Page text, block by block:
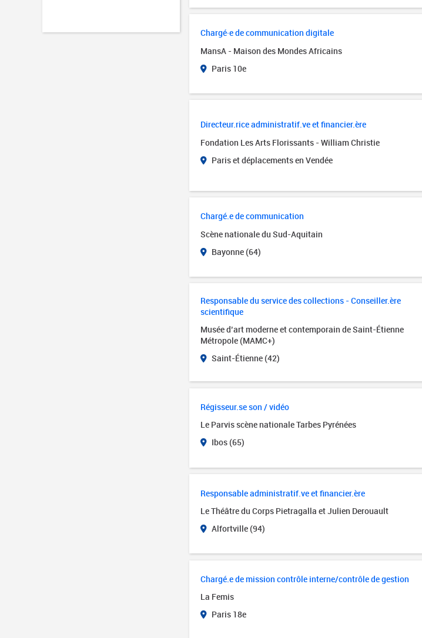
Chargé·e de communication digitale
MansA - Maison des Mondes Africains
Paris 10e
Directeur.rice administratif.ve et financier.ère
Fondation Les Arts Florissants - William Christie
Paris et déplacements en Vendée
Chargé.e de communication
Scène nationale du Sud-Aquitain
Bayonne (64)
Responsable du service des collections - Conseiller.ère
scientifique
Musée d’art moderne et contemporain de Saint-Étienne
Métropole (MAMC+)
Saint-Étienne (42)
Régisseur.se son / vidéo
Le Parvis scène nationale Tarbes Pyrénées
Ibos (65)
Responsable administratif.ve et financier.ère
Le Théâtre du Corps Pietragalla et Julien Derouault
Alfortville (94)
Chargé.e de mission contrôle interne/contrôle de gestion
La Femis
Paris 18e